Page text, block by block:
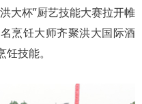
大杯”厨艺技能大赛拉开帷
烹饪大师齐聚洪大国际酒
技能。